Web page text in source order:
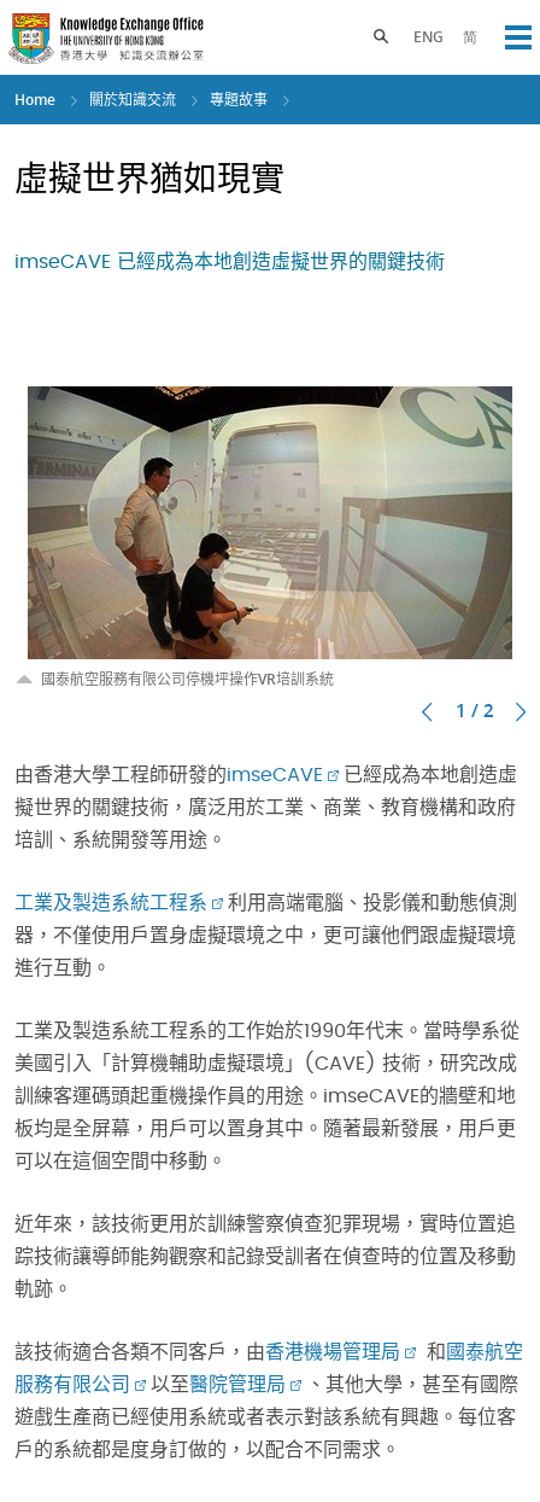
Skip
to
main
content
ENG 简
Toggle search panel
Home 關於知識交流 專題故事
虛擬世界猶如現實
imseCAVE 已經成為本地創造虛擬世界的關鍵技術
國泰航空服務有限公司停機坪操作VR培訓系統
1 / 2
由香港大學工程師研發的imseCAVE
已經成為本地創造虛
擬世界的關鍵技術，廣泛用於工業、商業、教育機構和政府
培訓、系統開發等用途。
工業及製造系統工程系
利用高端電腦、投影儀和動態偵測
器，不僅使用戶置身虛擬環境之中，更可讓他們跟虛擬環境
進行互動。
工業及製造系統工程系的工作始於1990年代末。當時學系從
美國引入「計算機輔助虛擬環境」(CAVE) 技術，研究改成
訓練客運碼頭起重機操作員的用途。imseCAVE的牆壁和地
板均是全屏幕，用戶可以置身其中。隨著最新發展，用戶更
可以在這個空間中移動。
近年來，該技術更用於訓練警察偵查犯罪現場，實時位置追
踪技術讓導師能夠觀察和記錄受訓者在偵查時的位置及移動
軌跡。
該技術適合各類不同客戶，由香港機場管理局 和 國泰航空
服務有限公司
以至醫院管理局
、其他大學，甚至有國際
遊戲生產商已經使用系統或者表示對該系統有興趣。每位客
戶的系統都是度身訂做的，以配合不同需求。